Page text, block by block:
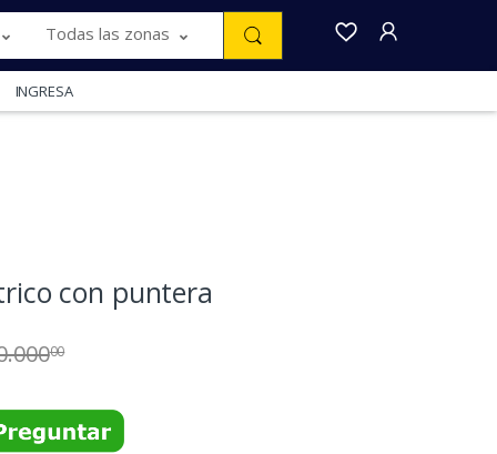
Todas las zonas
INGRESA
con puntera
00